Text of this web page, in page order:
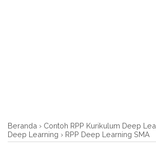
Beranda › Contoh RPP Kurikulum Deep
Deep Learning › RPP Deep Learning SMA